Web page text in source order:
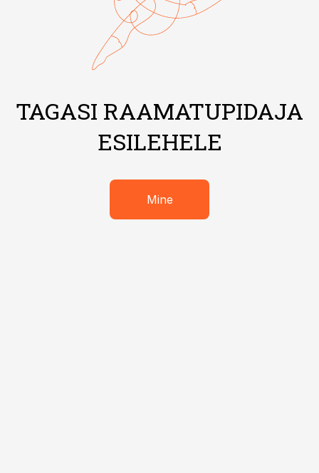
TAGASI RAAMATUPIDAJA
ESILEHELE
Mine